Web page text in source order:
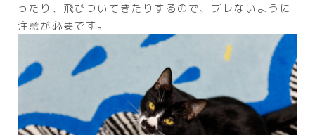
ったり、飛びついてきたりするので、ブレないように
注意が必要です。